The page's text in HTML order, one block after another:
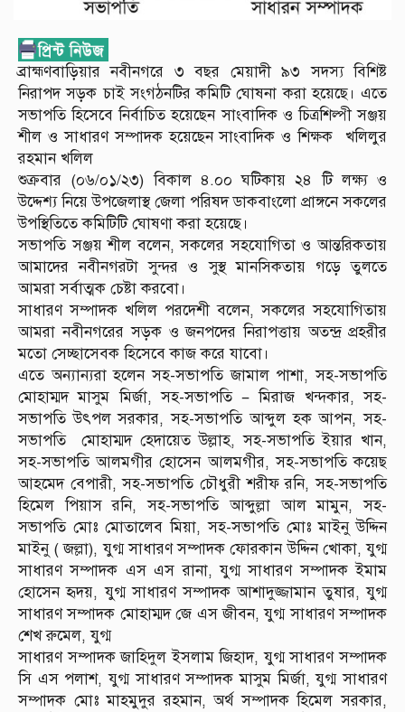
ব্রাহ্মণবাড়িয়ার নবীনগরে ৩ বছর মেয়াদী ৯৩ সদস্য বিশিষ্ট
নিরাপদ সড়ক চাই সংগঠনটির কমিটি ঘোষনা করা হয়েছে। এতে
সভাপতি হিসেবে নির্বাচিত হয়েছেন সাংবাদিক ও চিত্রশিল্পী সঞ্জয়
শীল ও সাধারণ সম্পাদক হয়েছেন সাংবাদিক ও শিক্ষক খলিলুর
রহমান খলিল
শুক্রবার (০৬/০১/২৩) বিকাল ৪.০০ ঘটিকায় ২৪ টি লক্ষ্য ও
উদ্দেশ্য নিয়ে উপজেলাস্থ জেলা পরিষদ ডাকবাংলো প্রাঙ্গনে সকলের
উপস্থিতিতে কমিটিটি ঘোষণা করা হয়েছে।
সভাপতি সঞ্জয় শীল বলেন, সকলের সহযোগিতা ও আন্তরিকতায়
আমাদের নবীনগরটা সুন্দর ও সুস্থ মানসিকতায় গড়ে তুলতে
আমরা সর্বাত্মক চেষ্টা করবো।
সাধারণ সম্পাদক খলিল পরদেশী বলেন, সকলের সহযোগিতায়
আমরা নবীনগরের সড়ক ও জনপদের নিরাপত্তায় অতন্দ্র প্রহরীর
মতো সেচ্ছাসেবক হিসেবে কাজ করে যাবো।
এতে অন্যান্যরা হলেন সহ-সভাপতি জামাল পাশা, সহ-সভাপতি
মোহাম্মদ মাসুম মির্জা, সহ-সভাপতি – মিরাজ খন্দকার, সহ-
সভাপতি উৎপল সরকার, সহ-সভাপতি আব্দুল হক আপন, সহ-
সভাপতি মোহাম্মদ হেদায়েত উল্লাহ, সহ-সভাপতি ইয়ার খান,
সহ-সভাপতি আলমগীর হোসেন আলমগীর, সহ-সভাপতি কয়েছ
আহমেদ বেপারী, সহ-সভাপতি চৌধুরী শরীফ রনি, সহ-সভাপতি
হিমেল পিয়াস রনি, সহ-সভাপতি আব্দুল্লা আল মামুন, সহ-
সভাপতি মোঃ মোতালেব মিয়া, সহ-সভাপতি মোঃ মাইনু উদ্দিন
মাইনু ( জল্লা), যুগ্ম সাধারণ সম্পাদক ফোরকান উদ্দিন খোকা, যুগ্ম
সাধারণ সম্পাদক এস এস রানা, যুগ্ম সাধারণ সম্পাদক ইমাম
হোসেন হৃদয়, যুগ্ম সাধারণ সম্পাদক আশাদুজ্জামান তুষার, যুগ্ম
সাধারণ সম্পাদক মোহাম্মদ জে এস জীবন, যুগ্ম সাধারণ সম্পাদক
শেখ রুমেল, যুগ্ম
সাধারণ সম্পাদক জাহিদুল ইসলাম জিহাদ, যুগ্ম সাধারণ সম্পাদক
সি এস পলাশ, যুগ্ম সাধারণ সম্পাদক মাসুম মির্জা, যুগ্ম সাধারণ
সম্পাদক মোঃ মাহমুদুর রহমান, অর্থ সম্পাদক হিমেল সরকার,